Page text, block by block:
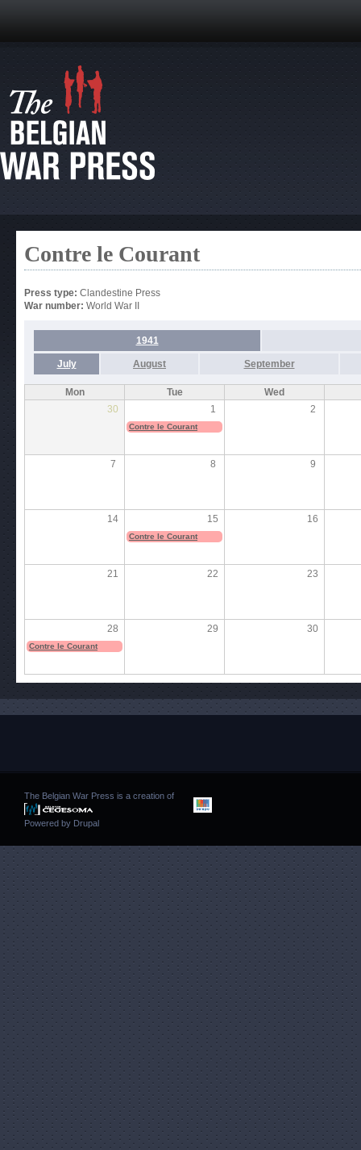
Contre le Courant
Press type: Clandestine Press
War number: World War II
1941
July August September
Mon Tue
Wed
30
1 2
Contre le Courant
7 8 9
14 15 16
Contre le Courant
21 22 23
28 29 30
Contre le Courant
The Belgian War Press is a creation of
Powered by Drupal